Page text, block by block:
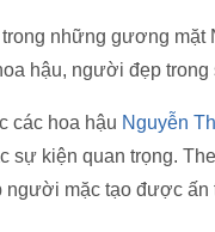
những gương mặt
hậu, người đẹp trong
các hoa hậu Nguyễn
sự kiện quan trọng.
người mặc tạo được